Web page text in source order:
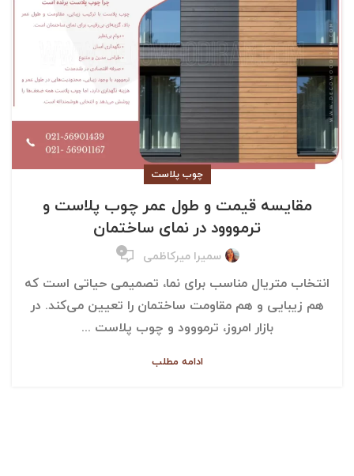
چوب پلاست
مقایسه قیمت و طول عمر چوب پلاست و
ترمووود در نمای ساختمان
سمیرا میرکاظمی ۰
انتخاب متریال مناسب برای نما، تصمیمی حیاتی است که
هم زیبایی و هم مقاومت ساختمان را تعیین می‌کند. در
بازار امروز، ترمووود و چوب پلاست ...
ادامه مطلب